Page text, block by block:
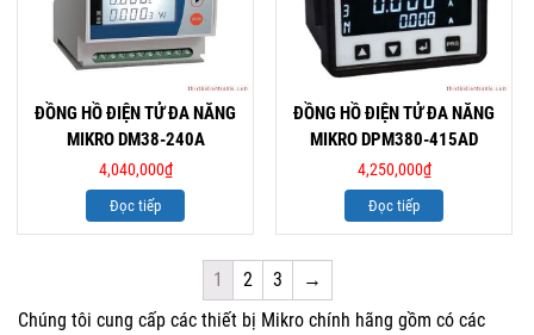
ĐỒNG HỒ ĐIỆN TỬ ĐA NĂNG
MIKRO DM38-240A
4,040,000₫
Đọc tiếp
ĐỒNG HỒ ĐIỆN TỬ ĐA NĂNG
MIKRO DPM380-415AD
4,250,000₫
Đọc tiếp
1 2 3
→
Chúng tôi cung cấp các thiết bị Mikro chính hãng gồm có các